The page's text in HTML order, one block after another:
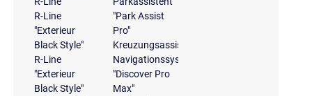
R-Line
"Exterieur
Black Style"
R-Line
"Exterieur
Black Style"
"Park Assist
Pro"
Kreuzungsassistent
Navigationssystem
"Discover Pro
Max"